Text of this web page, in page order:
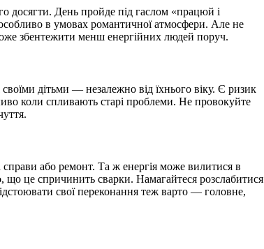
досягти. День пройде під гаслом «працюй і
в умовах романтичної атмосфери. Але не
збентежити менш енергійних людей поруч.
дітьми — незалежно від їхнього віку. Є ризик
коли спливають старі проблеми. Не провокуйте
або ремонт. Та ж енергія може вилитися в
це спричинить сварки. Намагайтеся розслабитися
свої переконання теж варто — головне,